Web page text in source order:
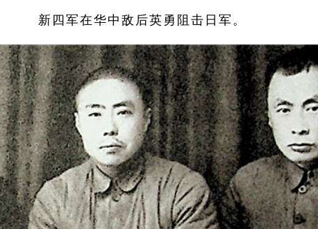
新四军在华中敌后英勇阻击日军。